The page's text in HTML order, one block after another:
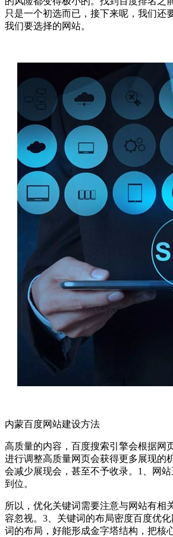
只是一个初选而已，接下来呢，我们还
我们要选择的网站。
内蒙百度网站建设方法
高质量的内容，百度搜索引擎会根据网
进行调整高质量网页会获得更多展现的
会减少展现会，甚至不予收录。1、网
到位。
所以，优化关键词需要注意与网站有相
容忽视。3、关键词的布局密度百度优
词的布局，好能形成金字塔结构，把核